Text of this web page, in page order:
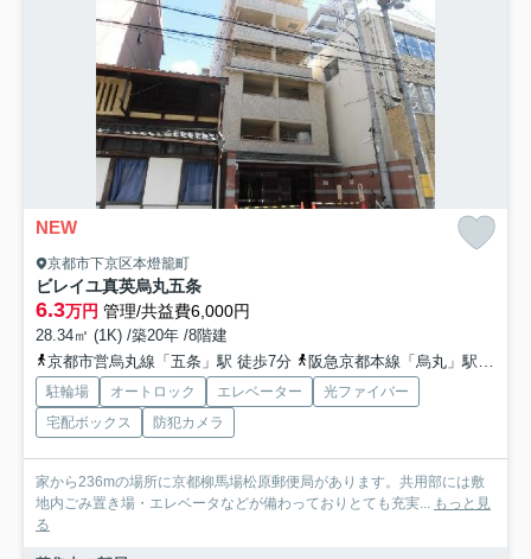
NEW
京都市下京区本燈籠町
ビレイユ真英烏丸五条
6.3万円 管理/共益費6,000円
28.34㎡ (1K) /築20年 /8階建
京都市営烏丸線「五条」駅 徒歩7分
阪急京都本線「烏丸」駅 徒歩9分
駐輪場 オートロック エレベーター
光ファイバー
宅配ボックス
防犯カメラ
家から236mの場所に京都柳馬場松原郵便局があります。共用部には敷
地内ごみ置き場・エレベータなどが備わっておりとても充実... もっと見
る